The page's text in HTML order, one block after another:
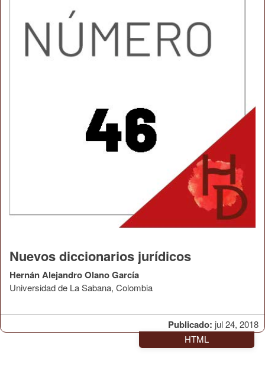
Publicado: jul 24, 2018
Nuevos diccionarios jurídicos
Hernán Alejandro Olano García
Universidad de La Sabana, Colombia
HTML